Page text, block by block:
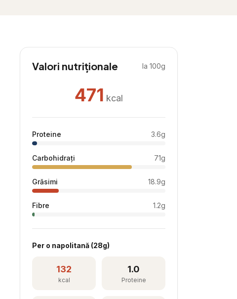
Valori nutriționale la 100g
471 kcal
Proteine 3.6g
Carbohidrați 71g
Grăsimi 18.9g
Fibre 1.2g
Per o napolitană (28g)
132
kcal
1.0
Proteine